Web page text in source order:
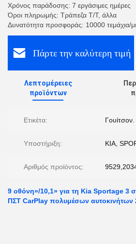
Χρόνος παράδοσης: 7 εργάσιμες ημέρες
Όροι πληρωμής: Τράπεζα T/T, άλλα
Δυνατότητα προσφοράς: 10000 τεμάχια/
Πάρτε την καλύτερη τιμή
Λεπτομέρειες
προϊόντων
Ετικέτα: Γουίτσον.
Υποστήριξη: KIA,
Αριθμός προϊόντος:
9 οθόνη»/10,1» για τη Kia Sportage 3
ΠΣΤ CarPlay πολυμέσων αυτοκινήτων